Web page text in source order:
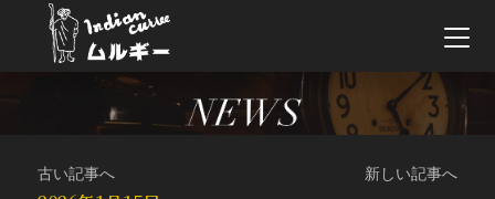
古い記事へ 新しい記事へ